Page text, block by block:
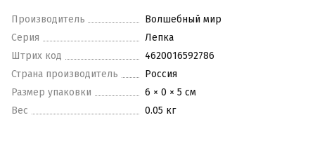
Производитель
Волшебный мир
Серия
Лепка
Штрих код
4620016592786
Страна производитель
Россия
Размер упаковки
6 × 0 × 5 см
Вес
0.05 кг